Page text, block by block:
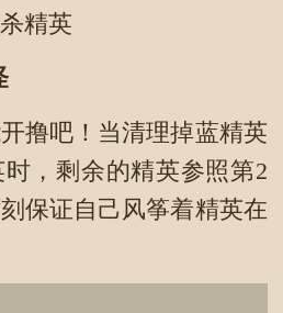
精英
撸吧！当清理掉蓝精英
，剩余的精英参照第2
保证自己风筝着精英在